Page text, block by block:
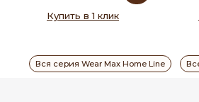
Купить в 1 клик
Вся серия Wear Max Home Line